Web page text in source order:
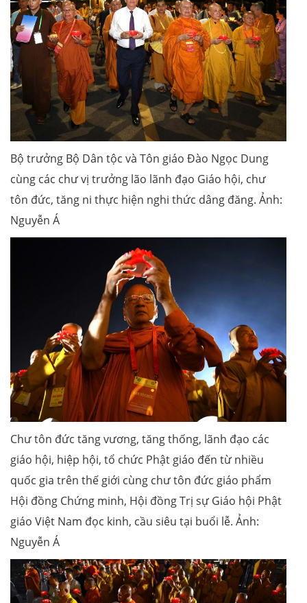
Bộ trưởng Bộ Dân tộc và Tôn giáo Đào Ngọc Dung
cùng các chư vị trưởng lão lãnh đạo Giáo hội, chư
tôn đức, tăng ni thực hiện nghi thức dâng đăng. Ảnh:
Nguyễn Á
Chư tôn đức tăng vương, tăng thống, lãnh đạo các
giáo hội, hiệp hội, tổ chức Phật giáo đến từ nhiều
quốc gia trên thế giới cùng chư tôn đức giáo phẩm
Hội đồng Chứng minh, Hội đồng Trị sự Giáo hội Phật
giáo Việt Nam đọc kinh, cầu siêu tại buổi lễ. Ảnh:
Nguyễn Á